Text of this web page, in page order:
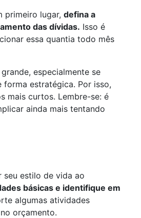
primeiro lugar, defina a
das dívidas. Isso é
essa quantia todo mês
especialmente se
estratégica. Por isso,
mais curtos. Lembre-se: é
ainda mais tentando
seu estilo de vida ao
básicas e identifique em
algumas atividades
orçamento.